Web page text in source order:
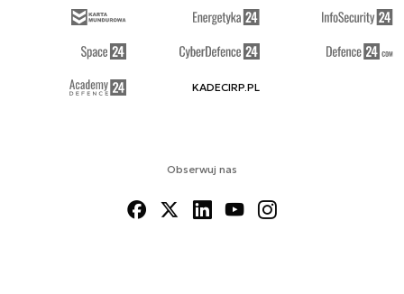
Obserwuj nas
KADECIRP.PL